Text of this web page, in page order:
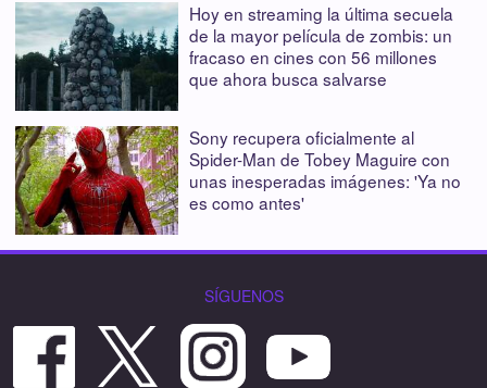
Hoy en streaming la última secuela
de la mayor película de zombis: un
fracaso en cines con 56 millones
que ahora busca salvarse
Sony recupera oficialmente al
Spider-Man de Tobey Maguire con
unas inesperadas imágenes: 'Ya no
es como antes'
SÍGUENOS